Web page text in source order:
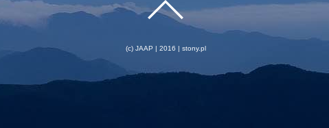
(c) JAAP | 2016 | stony.pl